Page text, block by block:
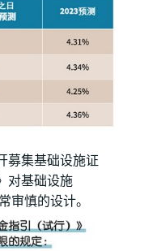
募集基础设施证
对基础设施
审慎的设计。